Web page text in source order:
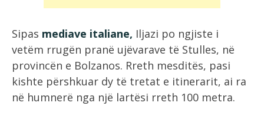
Sipas mediave italiane, Iljazi po ngjiste i
vetëm rrugën pranë ujëvarave të Stulles, në
provincën e Bolzanos. Rreth mesditës, pasi
kishte përshkuar dy të tretat e itinerarit, ai ra
në humnerë nga një lartësi rreth 100 metra.